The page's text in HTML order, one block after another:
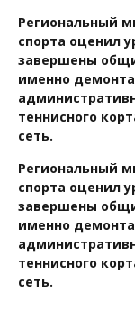
Региональный
спорта оценил
завершены
именно
теннисного
сеть.
Региональный
спорта оценил
завершены
именно
теннисного
сеть.